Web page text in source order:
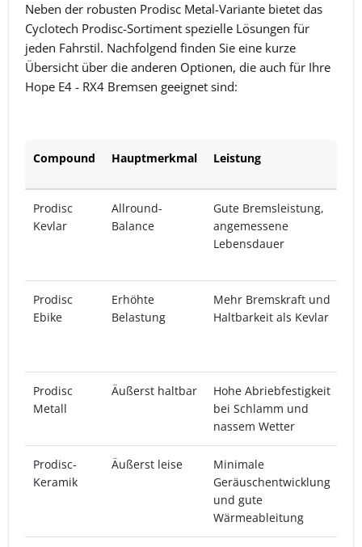
Neben der robusten Prodisc Metal-Variante bietet das
Cyclotech Prodisc-Sortiment spezielle Lösungen für
jeden Fahrstil. Nachfolgend finden Sie eine kurze
Übersicht über die anderen Optionen, die auch für Ihre
Hope E4 - RX4 Bremsen geeignet sind:
Compound Hauptmerkmal Leistung
Prodisc
Kevlar
Allround-
Balance
Gute Bremsleistung,
angemessene
Lebensdauer
Prodisc
Ebike
Erhöhte
Belastung
Mehr Bremskraft und
Haltbarkeit als Kevlar
Prodisc
Metall
Äußerst haltbar
Hohe Abriebfestigkeit
bei Schlamm und
nassem Wetter
Prodisc-
Keramik
Äußerst leise
Minimale
Geräuschentwicklung
und gute
Wärmeableitung